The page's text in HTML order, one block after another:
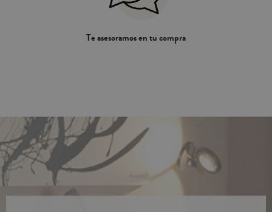
Te asesoramos en tu compra